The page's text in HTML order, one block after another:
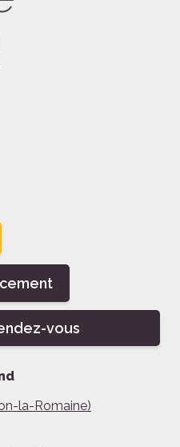
vous
la-Romaine)